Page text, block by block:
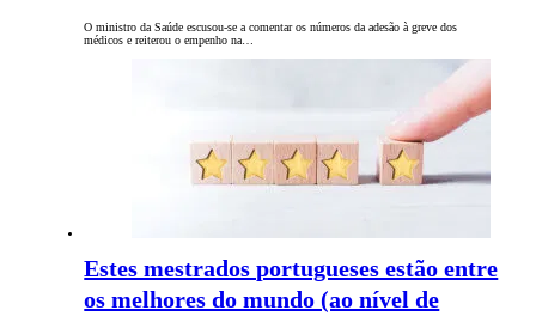
O ministro da Saúde escusou-se a comentar os números da adesão à greve dos
médicos e reiterou o empenho na…
Estes mestrados portugueses estão entre
os melhores do mundo (ao nível de